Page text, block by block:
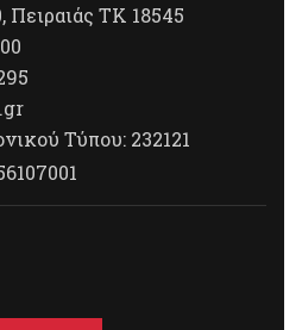
ΤΚ 18545
Τύπου: 232121